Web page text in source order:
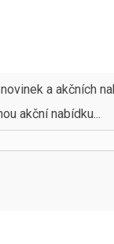
a akčních
akční nabídku...